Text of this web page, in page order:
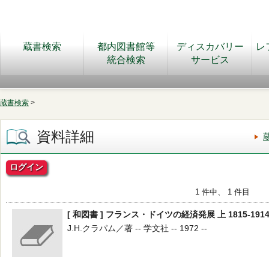
蔵書検索
都内図書館等
統合検索
ディスカバリー
サービス
レ
蔵書検索 >
資料詳細
ログイン
1 件中、 1 件目
[ 和図書 ] フランス・ドイツの経済発展 上 1815-
J.H.クラパム／著 -- 学文社 -- 1972 --